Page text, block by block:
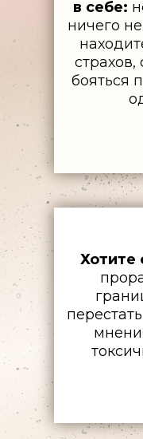
в себе:
ничего
бояться
Хотите